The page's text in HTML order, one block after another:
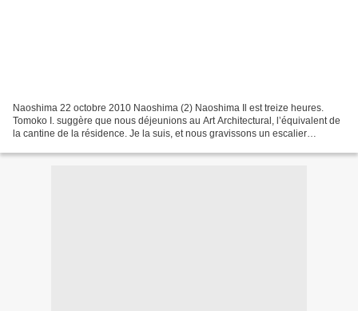
Naoshima 22 octobre 2010 Naoshima (2) Naoshima Il est treize heures.
Tomoko I. suggère que nous déjeunions au Art Architectural, l’équivalent de
la cantine de la résidence. Je la suis, et nous gravissons un escalier